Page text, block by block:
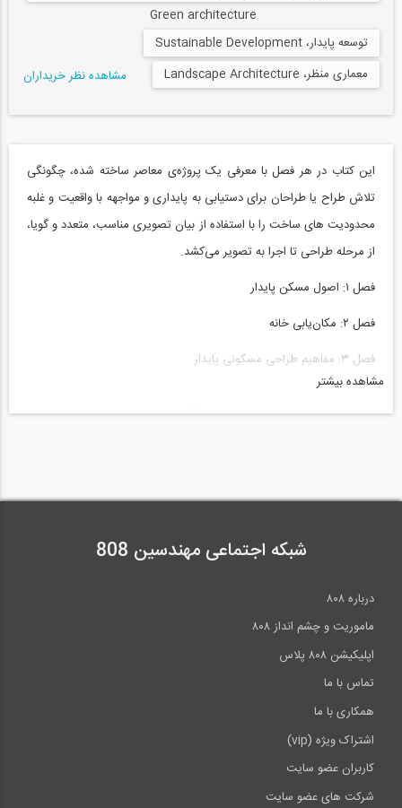
Green architecture
توسعه پایدار، Sustainable Development
معماری منظر، Landscape Architecture
مشاهده نظر خریداران
این کتاب در هر فصل با معرفی یک پروژه‌ی معاصر ساخته شده، چگونگی
تلاش طراح یا طراحان برای دستیابی به پایداری و مواجهه با واقعیت و غلبه
محدودیت های ساخت را با استفاده از بیان تصویری مناسب، متعدد و گویا،
از مرحله طراحی تا اجرا به تصویر می‌کشد.
فصل ۱: اصول مسکن پایدار
فصل ۲: مکان‌یابی خانه
فصل ۳: مفاهیم طراحی مسکونی پایدار
فصل ۷: پنجره‌های کارآمد در مصرف انرژی
فصل ۱۰ : بهره‌وری آب
فصل ۱۱ : بام سبز
فصل ۱۲ : منظرسازی با گیاهان خوراکی و مقاوم به خشکی
فصل ۱۳ : مدیریت و دفع پسماند
مشاهده بیشتر
شبکه اجتماعی مهندسین 808
درباره ۸۰۸
ماموریت و چشم انداز ۸۰۸
اپلیکیشن ۸۰۸ پلاس
تماس با ما
همکاری با ما
اشتراک ویژه (vip)
کاربران عضو سایت
شرکت های عضو سایت